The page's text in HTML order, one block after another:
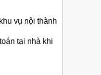
vụ nội thành
tại nhà khi